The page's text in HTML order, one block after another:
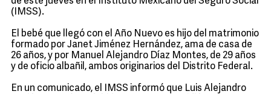
(IMSS).
El bebé que llegó con el Año Nuevo es hijo del matrimonio
formado por Janet Jiménez Hernández, ama de casa de
26 años, y por Manuel Alejandro Díaz Montes, de 29 años
y de oficio albañil, ambos originarios del Distrito Federal.
En un comunicado, el IMSS informó que Luis Alejandro